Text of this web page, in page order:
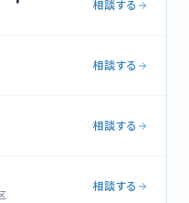
相談する
相談する
相談する
相談する